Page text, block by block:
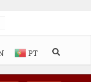
PT